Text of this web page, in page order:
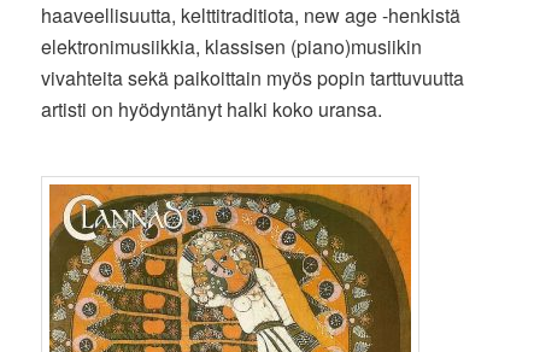
haaveellisuutta, kelttitraditiota, new age -henkistä
elektronimusiikkia, klassisen (piano)musiikin
vivahteita sekä paikoittain myös popin tarttuvuutta
artisti on hyödyntänyt halki koko uransa.